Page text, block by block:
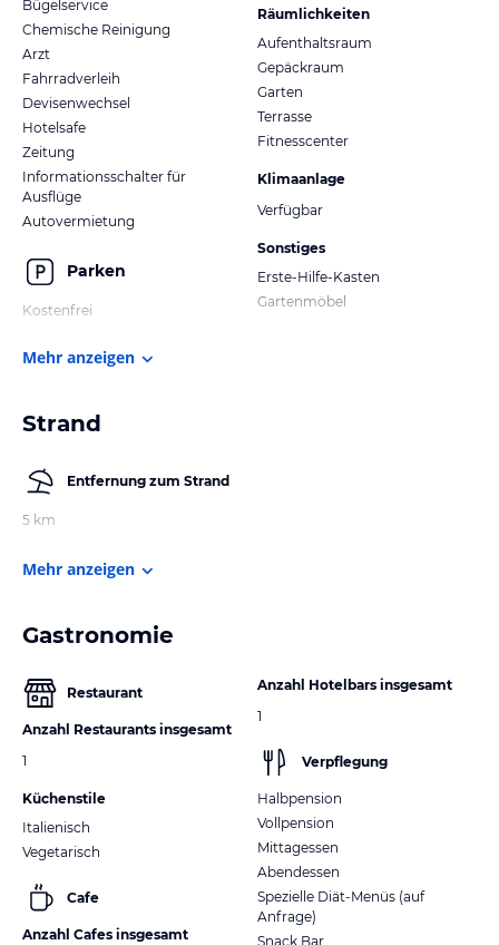
Bügelservice
Chemische Reinigung
Arzt
Fahrradverleih
Devisenwechsel
Hotelsafe
Zeitung
Informationsschalter für
Ausflüge
Autovermietung
Parken
Kostenfrei
Räumlichkeiten
Aufenthaltsraum
Gepäckraum
Garten
Terrasse
Fitnesscenter
Klimaanlage
Verfügbar
Sonstiges
Erste-Hilfe-Kasten
Gartenmöbel
Mehr anzeigen
Strand
Entfernung zum Strand
5 km
Mehr anzeigen
Gastronomie
Restaurant
Anzahl Restaurants insgesamt
1
Küchenstile
Italienisch
Vegetarisch
Cafe
Anzahl Cafes insgesamt
Anzahl Hotelbars insgesamt
1
Verpflegung
Halbpension
Vollpension
Mittagessen
Abendessen
Spezielle Diät-Menüs (auf
Anfrage)
Snack Bar